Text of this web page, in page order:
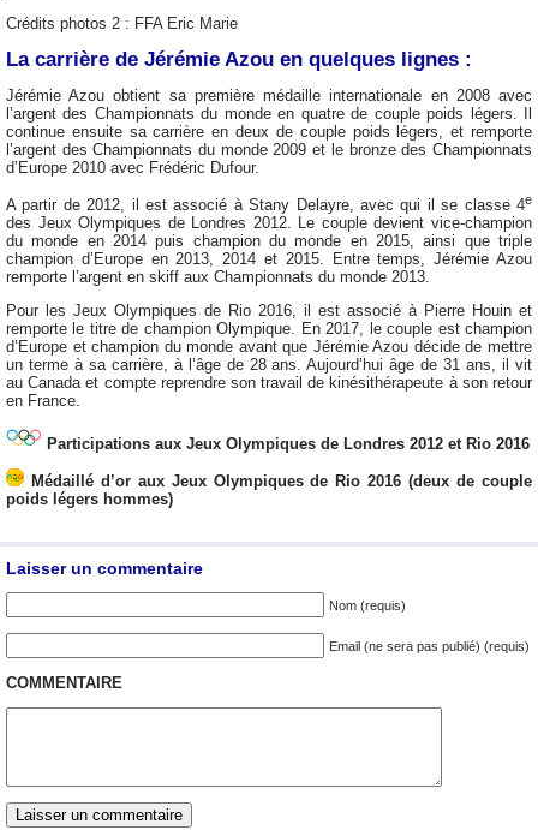
Crédits photos 2 : FFA Eric Marie
La carrière de Jérémie Azou en quelques lignes :
Jérémie Azou obtient sa première médaille internationale en 2008 avec
l’argent des Championnats du monde en quatre de couple poids légers. Il
continue ensuite sa carrière en deux de couple poids légers, et remporte
l’argent des Championnats du monde 2009 et le bronze des Championnats
d’Europe 2010 avec Frédéric Dufour.
A partir de 2012, il est associé à Stany Delayre, avec qui il se classe 4e
des Jeux Olympiques de Londres 2012. Le couple devient vice-champion
du monde en 2014 puis champion du monde en 2015, ainsi que triple
champion d’Europe en 2013, 2014 et 2015. Entre temps, Jérémie Azou
remporte l’argent en skiff aux Championnats du monde 2013.
Pour les Jeux Olympiques de Rio 2016, il est associé à Pierre Houin et
remporte le titre de champion Olympique. En 2017, le couple est champion
d’Europe et champion du monde avant que Jérémie Azou décide de mettre
un terme à sa carrière, à l’âge de 28 ans. Aujourd’hui âge de 31 ans, il vit
au Canada et compte reprendre son travail de kinésithérapeute à son retour
en France.
Participations aux Jeux Olympiques de Londres 2012 et Rio 2016
Médaillé d’or aux Jeux Olympiques de Rio 2016 (deux de couple
poids légers hommes)
Laisser un commentaire
Nom (requis)
Email (ne sera pas publié) (requis)
COMMENTAIRE